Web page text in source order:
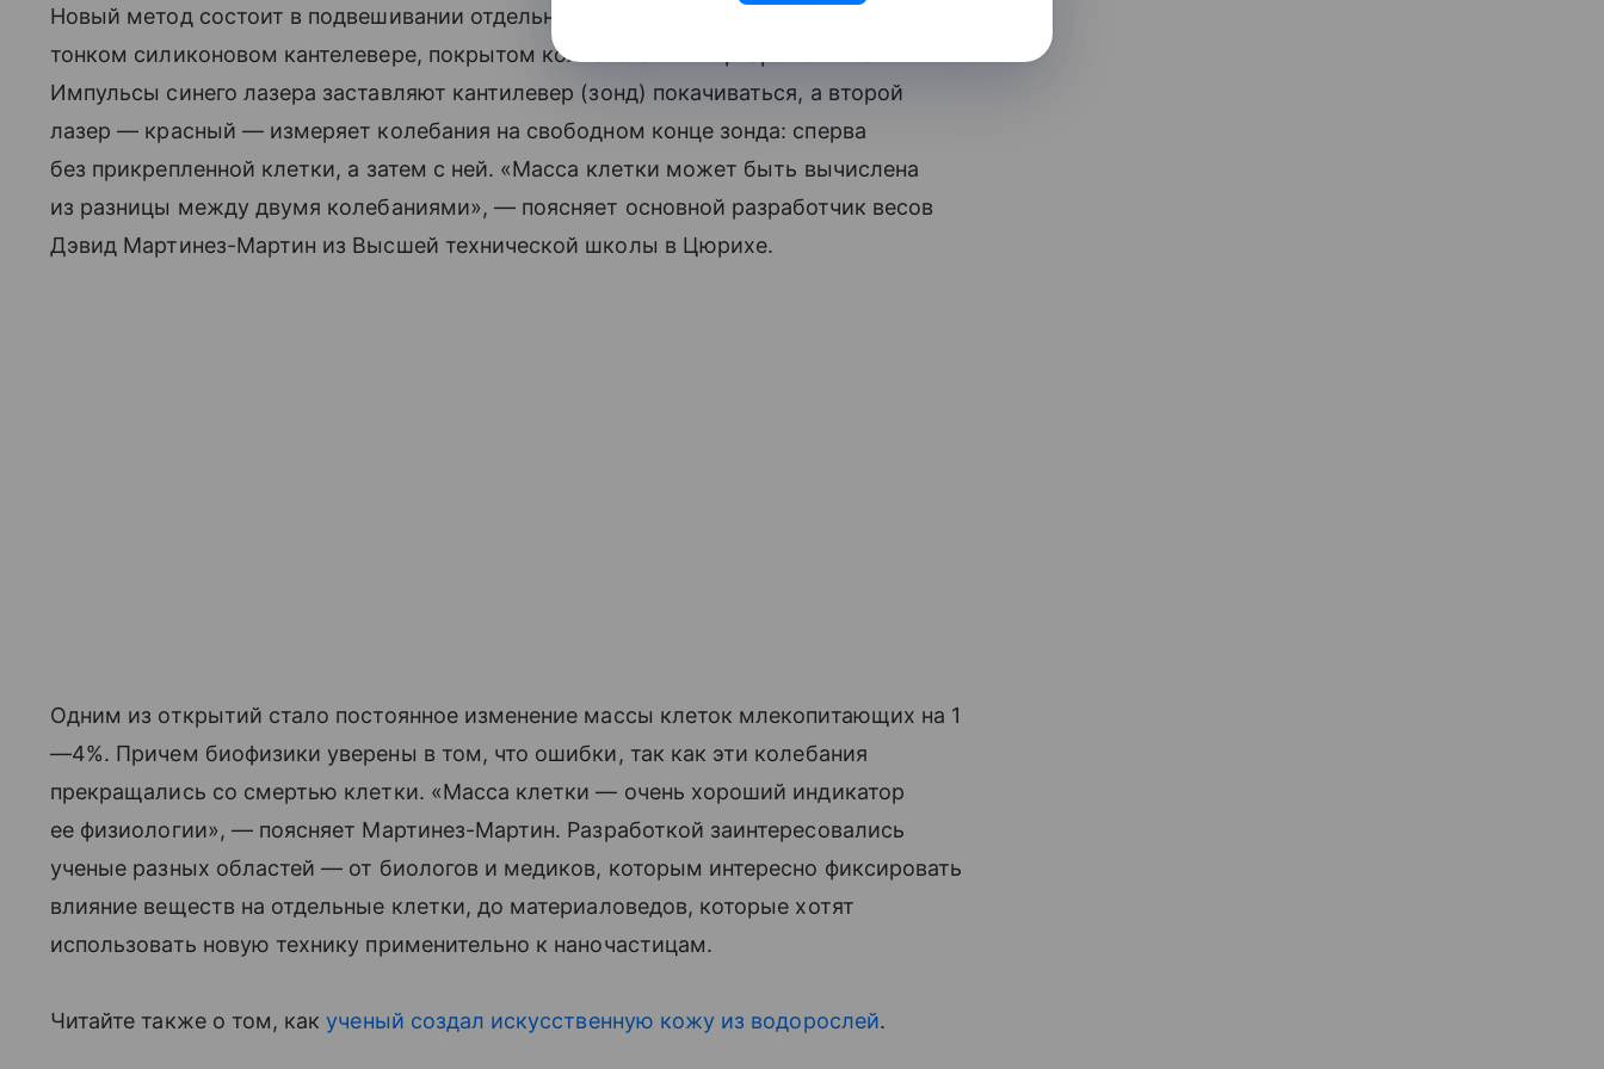
Новый метод состоит в подвешивании отдельных клеток на крохотном и очень
тонком силиконовом кантелевере, покрытом коллагеном или фибронектином.
Импульсы синего лазера заставляют кантилевер (зонд) покачиваться, а второй
лазер — красный — измеряет колебания на свободном конце зонда: сперва
без прикрепленной клетки, а затем с ней. «Масса клетки может быть вычислена
из разницы между двумя колебаниями», — поясняет основной разработчик весов
Дэвид Мартинез-Мартин из Высшей технической школы в Цюрихе.
Одним из открытий стало постоянное изменение массы клеток млекопитающих на 1
—4%. Причем биофизики уверены в том, что ошибки, так как эти колебания
прекращались со смертью клетки. «Масса клетки — очень хороший индикатор
ее физиологии», — поясняет Мартинез-Мартин. Разработкой заинтересовались
ученые разных областей — от биологов и медиков, которым интересно фиксировать
влияние веществ на отдельные клетки, до материаловедов, которые хотят
использовать новую технику применительно к наночастицам.
Читайте также о том, какученый создал искусственную кожу из водорослей.